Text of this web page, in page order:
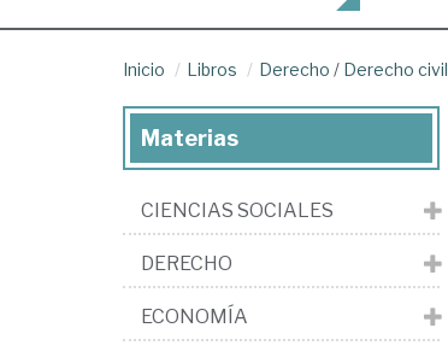
Inicio Libros Derecho / Derecho civil
Materias
CIENCIAS SOCIALES
DERECHO
ECONOMÍA